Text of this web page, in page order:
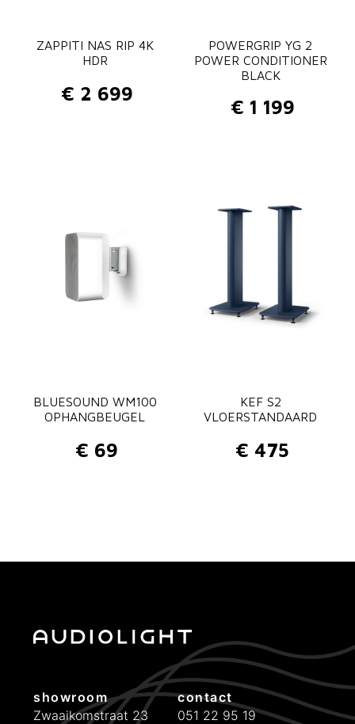
ZAPPITI NAS RIP 4K
HDR
€ 2 699
POWERGRIP YG 2
POWER CONDITIONER
BLACK
€ 1 199
BLUESOUND WM100
OPHANGBEUGEL
€ 69
KEF S2
VLOERSTANDAARD
€ 475
showroom
Zwaaikomstraat 23
contact
051 22 95 19